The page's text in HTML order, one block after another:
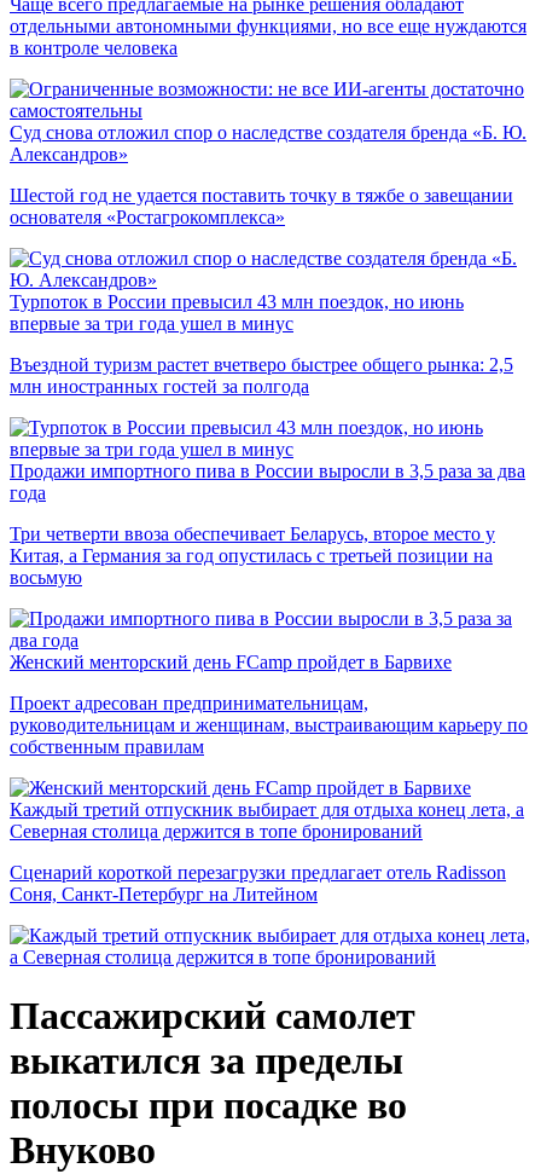
Чаще всего предлагаемые на рынке решения обладают
отдельными автономными функциями, но все еще нуждаются
в контроле человека
Суд снова отложил спор о наследстве создателя бренда «Б. Ю.
Александров»
Шестой год не удается поставить точку в тяжбе о завещании
основателя «Ростагрокомплекса»
Турпоток в России превысил 43 млн поездок, но июнь
впервые за три года ушел в минус
Въездной туризм растет вчетверо быстрее общего рынка: 2,5
млн иностранных гостей за полгода
Продажи импортного пива в России выросли в 3,5 раза за два
года
Три четверти ввоза обеспечивает Беларусь, второе место у
Китая, а Германия за год опустилась с третьей позиции на
восьмую
Женский менторский день FCamp пройдет в Барвихе
Проект адресован предпринимательницам,
руководительницам и женщинам, выстраивающим карьеру по
собственным правилам
Каждый третий отпускник выбирает для отдыха конец лета, а
Северная столица держится в топе бронирований
Сценарий короткой перезагрузки предлагает отель Radisson
Соня, Санкт-Петербург на Литейном
Пассажирский самолет
выкатился за пределы
полосы при посадке во
Внуково